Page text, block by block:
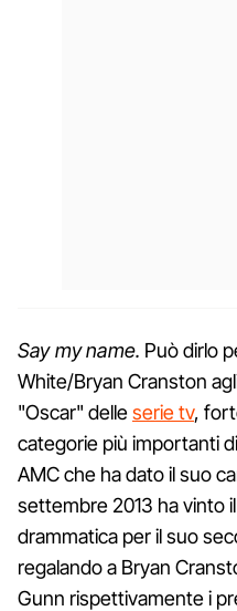
Say my name. Può dirlo
White/Bryan Cranston
"Oscar" delleserie tv,
categorie più importanti di
AMC che ha dato il suo
settembre 2013 ha vinto
drammatica per il suo
regalando a Bryan
Gunn rispettivamente i